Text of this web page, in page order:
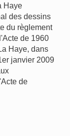
Haye
des dessins
du règlement
de 1960
Haye, dans
janvier 2009
de